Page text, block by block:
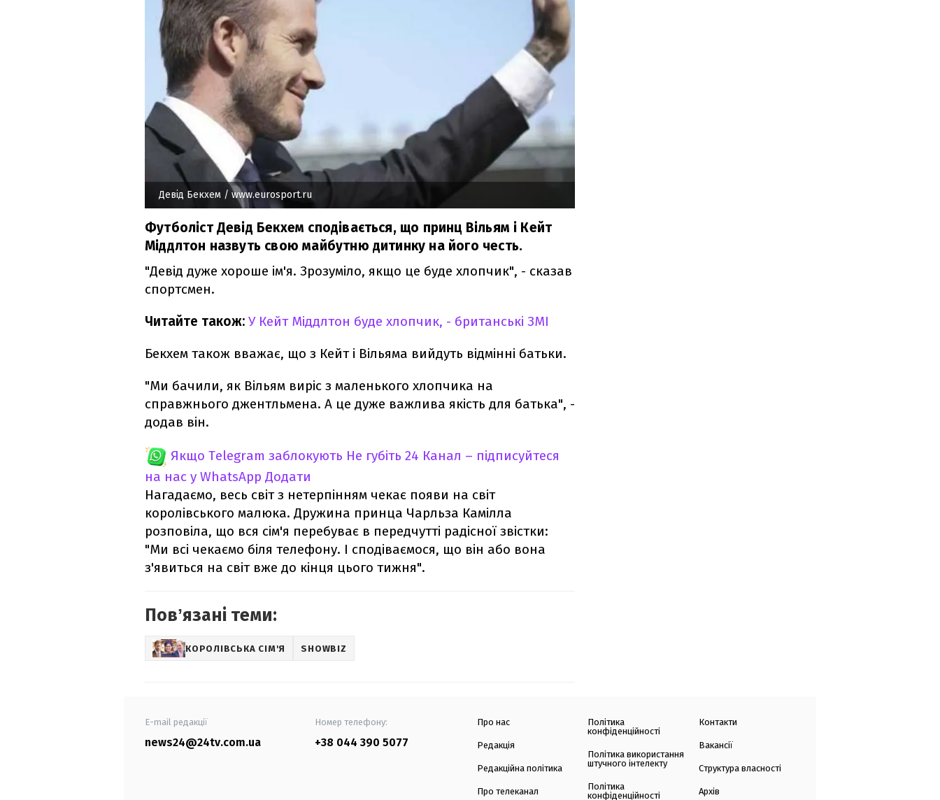
Девід Бекхем / www.eurosport.ru
Футболіст Девід Бекхем сподівається, що принц Вільям і Кейт
Міддлтон назвуть свою майбутню дитинку на його честь.
"Девід дуже хороше ім'я. Зрозуміло, якщо це буде хлопчик", - сказав
спортсмен.
Читайте також: У Кейт Міддлтон буде хлопчик, - британські ЗМІ
Бекхем також вважає, що з Кейт і Вільяма вийдуть відмінні батьки.
"Ми бачили, як Вільям виріс з маленького хлопчика на
справжнього джентльмена. А це дуже важлива якість для батька", -
додав він.
Якщо Telegram заблокують Не губіть 24 Канал – підписуйтеся
на нас у WhatsApp Додати
Нагадаємо, весь світ з нетерпінням чекає появи на світ
королівського малюка. Дружина принца Чарльза Камілла
розповіла, що вся сім'я перебуває в передчутті радісної звістки:
"Ми всі чекаємо біля телефону. І сподіваємося, що він або вона
з'явиться на світ вже до кінця цього тижня".
Повʼязані теми:
КОРОЛІВСЬКА СІМ'Я SHOWBIZ
E-mail редакції
news24@24tv.com.ua
Номер телефону:
+38 044 390 5077
Про нас
Редакція
Редакційна політика
Про телеканал
Політика
конфіденційності
Політика використання
штучного інтелекту
Політика
конфіденційності
Контакти
Вакансії
Структура власності
Архів